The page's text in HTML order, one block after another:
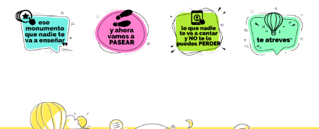
COMPRAR